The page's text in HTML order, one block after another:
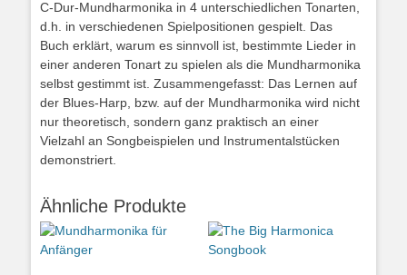
C-Dur-Mundharmonika in 4 unterschiedlichen Tonarten,
d.h. in verschiedenen Spielpositionen gespielt. Das
Buch erklärt, warum es sinnvoll ist, bestimmte Lieder in
einer anderen Tonart zu spielen als die Mundharmonika
selbst gestimmt ist. Zusammengefasst: Das Lernen auf
der Blues-Harp, bzw. auf der Mundharmonika wird nicht
nur theoretisch, sondern ganz praktisch an einer
Vielzahl an Songbeispielen und Instrumentalstücken
demonstriert.
Ähnliche Produkte